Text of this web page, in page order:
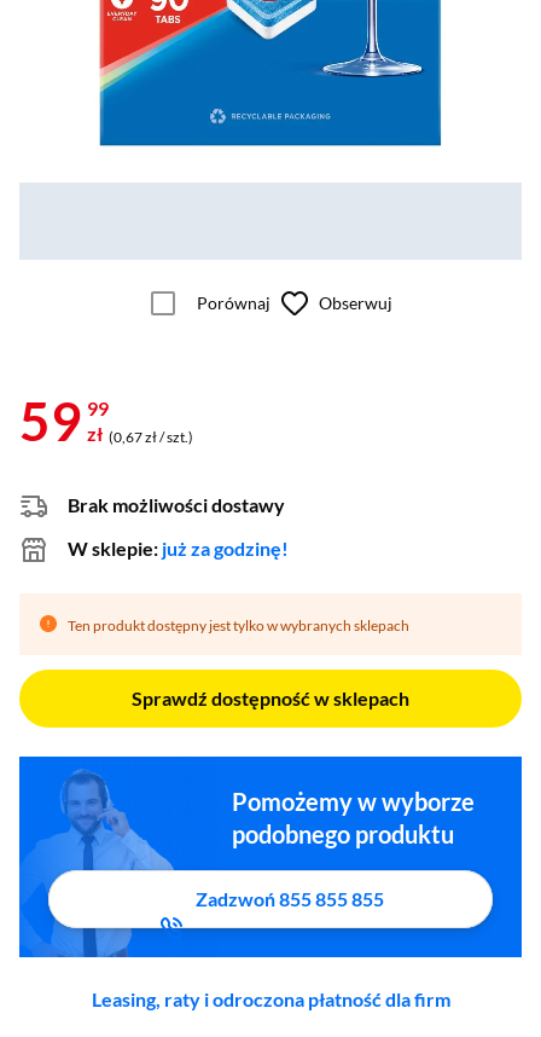
Porównaj Obserwuj
59 99
zł (0,67 zł / szt.)
Brak możliwości dostawy
W sklepie: już za godzinę!
Ten produkt dostępny jest tylko w wybranych sklepach
Sprawdź dostępność w sklepach
Pomożemy w wyborze
podobnego produktu
Zadzwoń 855 855 855
Leasing, raty i odroczona płatność dla firm